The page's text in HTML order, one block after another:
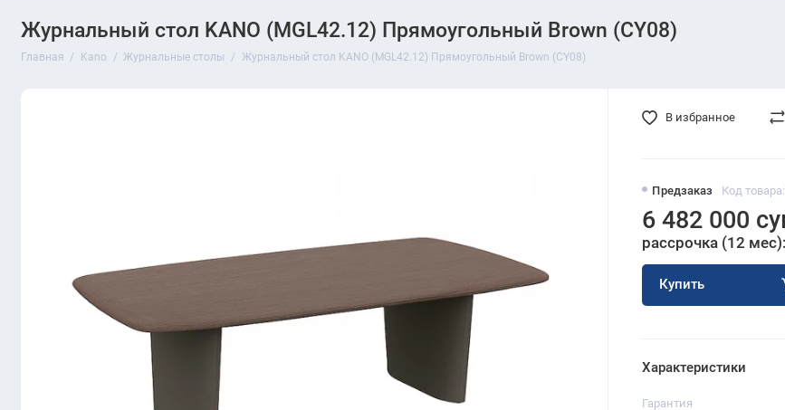
Журнальный стол KANO (MGL42.12) Прямоугольный Brown (CY08)
Главная Kano Журнальные столы Журнальный стол KANO (MGL42.12) Прямоугольный Brown (CY08)
Предзаказ Код
6 482 000
рассрочка (12
Купить
В избранное
Характеристики
Гарантия